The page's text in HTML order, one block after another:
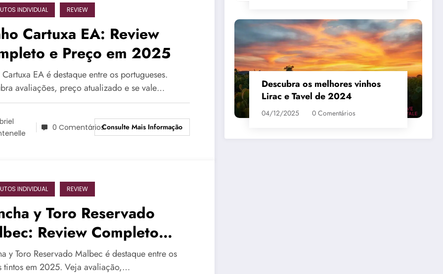
INDIVIDUAL REVIEW
Cartuxa EA: Review
e Preço em 2025
EA é destaque entre os portugueses.
avaliações, preço atualizado e se vale…
0 ComentáriosConsulte Mais Informação
INDIVIDUAL REVIEW
y Toro Reservado
Review Completo
y Toro Reservado Malbec é destaque entre os
tintos em 2025. Veja avaliação,…
Descubra os melhores vinhos
Lirac e Tavel de 2024
04/12/2025 0 Comentários